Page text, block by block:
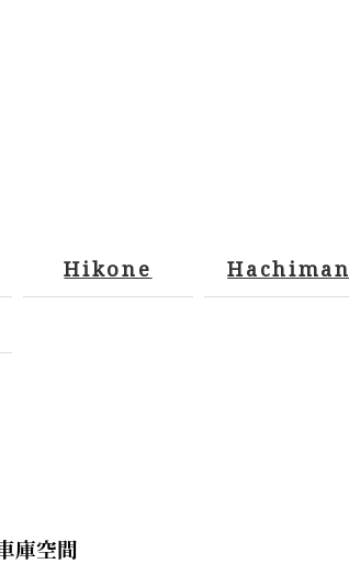
Hikone Hachiman
庫空間